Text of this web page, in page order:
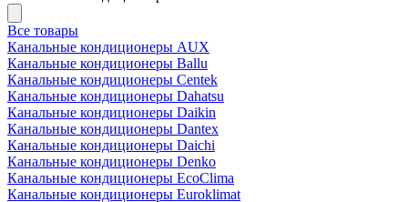
Все товары
Канальные кондиционеры AUX
Канальные кондиционеры Ballu
Канальные кондиционеры Centek
Канальные кондиционеры Dahatsu
Канальные кондиционеры Daikin
Канальные кондиционеры Dantex
Канальные кондиционеры Daichi
Канальные кондиционеры Denko
Канальные кондиционеры EcoClima
Канальные кондиционеры Euroklimat